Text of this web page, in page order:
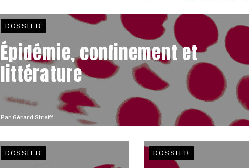
Par Gérard Streiff
DOSSIER
Épidémie, confinement et
littérature
DOSSIER DOSSIER